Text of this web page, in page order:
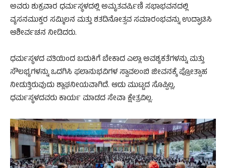
ಅವರು ಶುಕ್ರವಾರ ಧರ್ಮಸ್ಥಳದಲ್ಲಿ ಅಮೃತವರ್ಷಿಣಿ ಸಭಾಭವನದಲ್ಲಿ
ವ್ಯಸನಮುಕ್ತರ ಸಮ್ಮಿಲನ ಮತ್ತು ಶತದಿನೋತ್ಸವ ಸಮಾರಂಭವನ್ನು ಉದ್ಘಾಟಿಸಿ
ಆಶೀರ್ವಚನ ನೀಡಿದರು.
ಧರ್ಮಸ್ಥಳದ ವತಿಯಿಂದ ಬದುಕಿಗೆ ಬೇಕಾದ ಎಲ್ಲಾ ಅವಶ್ಯಕತೆಗಳನ್ನು ಮತ್ತು
ಸೌಲಭ್ಯಗಳನ್ನು ಒದಗಿಸಿ ಫಲಾನುಭವಿಗಳ ಸ್ವಾವಲಂಬಿ ಜೀವನಕ್ಕೆ ಪ್ರೋತ್ಸಾಹ
ನೀಡುತ್ತಿರುವುದು ಶ್ಲಾಘನೀಯವಾಗಿದೆ. ಆಡು ಮುಟ್ಟದ ಸೊಪ್ಪಿಲ್ಲ,
ಧರ್ಮಸ್ಥಳದವರು ಕಾರ್ಯ ಮಾಡದ ಸೇವಾ ಕ್ಷೇತ್ರವಿಲ್ಲ.